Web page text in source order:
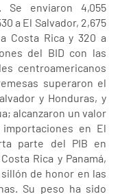
Se enviaron 4,055
a El Salvador, 2,675
Costa Rica y 320 a
del BID con las
centroamericanos
superaron el
y Honduras, y
alcanzaron un valor
en El
parte del PIB en
Rica y Panamá,
de honor en las
Su peso ha sido